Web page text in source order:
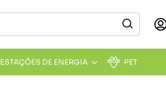
ESTAÇÕES DE ENERGIA PET